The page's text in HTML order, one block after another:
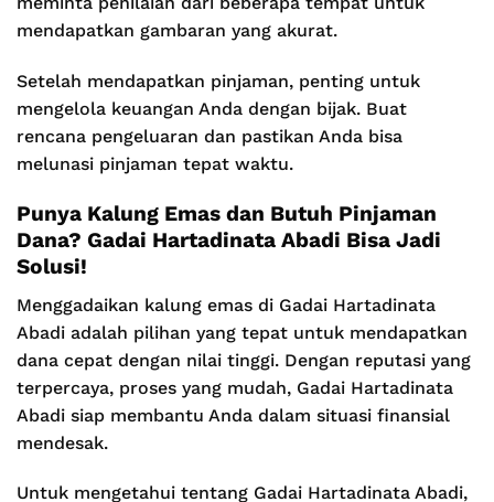
mendapatkan gambaran yang akurat.
Setelah mendapatkan pinjaman, penting untuk
mengelola keuangan Anda dengan bijak. Buat
rencana pengeluaran dan pastikan Anda bisa
melunasi pinjaman tepat waktu.
Punya Kalung Emas dan Butuh Pinjaman
Dana? Gadai Hartadinata Abadi Bisa Jadi
Solusi!
Menggadaikan kalung emas di Gadai Hartadinata
Abadi adalah pilihan yang tepat untuk mendapatkan
dana cepat dengan nilai tinggi. Dengan reputasi yang
terpercaya, proses yang mudah, Gadai Hartadinata
Abadi siap membantu Anda dalam situasi finansial
mendesak.
Untuk mengetahui tentang Gadai Hartadinata Abadi,